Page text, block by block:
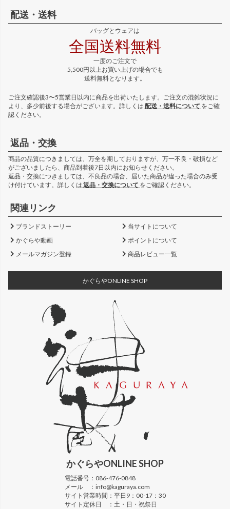
配送・送料
バッグとウェアは
全国送料無料
一度のご注文で
5,500円以上お買い上げの場合でも
送料無料となります。
ご注文確認後3〜5営業日以内に商品を出荷いたします。ご注文の混雑状況に
より、多少前後する場合がございます。詳しくは 配送・送料について をご確
認ください。
返品・交換
商品の品質につきましては、万全を期しておりますが、万一不良・破損など
がございましたら、商品到着後7日以内にお知らせください。
返品・交換につきましては、不良品の場合、届いた商品が違った場合のみ受
け付けています。詳しくは 返品・交換について をご確認ください。
関連リンク
ブランドストーリー
当サイトについて
かぐらや動画
ポイントについて
メールマガジン登録
商品レビュー一覧
かぐらやONLINE SHOP
かぐらやONLINE SHOP
電話番号： 086-476-0848
メール ： info@kaguraya.com
サイト営業時間： 平日9：00-17：30
サイト定休日 ： 土・日・祝祭日